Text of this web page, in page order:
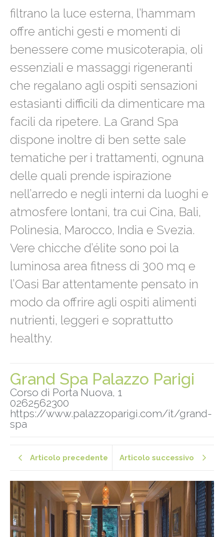
filtrano la luce esterna, l’hammam
offre antichi gesti e momenti di
benessere come musicoterapia, oli
essenziali e massaggi rigeneranti
che regalano agli ospiti sensazioni
estasianti difficili da dimenticare ma
facili da ripetere. La Grand Spa
dispone inoltre di ben sette sale
tematiche per i trattamenti, ognuna
delle quali prende ispirazione
nell’arredo e negli interni da luoghi e
atmosfere lontani, tra cui Cina, Bali,
Polinesia, Marocco, India e Svezia.
Vere chicche d’élite sono poi la
luminosa area fitness di 300 mq e
l’Oasi Bar attentamente pensato in
modo da offrire agli ospiti alimenti
nutrienti, leggeri e soprattutto
healthy.
Grand Spa Palazzo Parigi
Corso di Porta Nuova, 1
0262562300
https://www.palazzoparigi.com/it/grand-
spa
Articolo precedente Articolo successivo